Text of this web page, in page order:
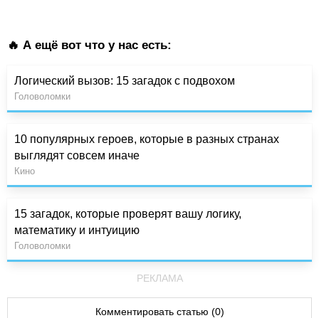
🔥 А ещё вот что у нас есть:
Логический вызов: 15 загадок с подвохом
Головоломки
10 популярных героев, которые в разных странах
выглядят совсем иначе
Кино
15 загадок, которые проверят вашу логику,
математику и интуицию
Головоломки
РЕКЛАМА
Комментировать статью (0)